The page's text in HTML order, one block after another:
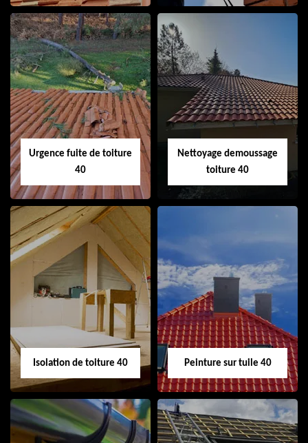
Couvreur 40
Ramonage de
cheminée 40
Urgence fuite de toiture
40
Urgence fuite de
toiture 40
Nettoyage demoussage
toiture 40
Nettoyage
demoussage
toiture 40
Isolation de toiture 40 Peinture sur tuile 40